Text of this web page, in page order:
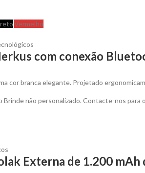
Vermelho
com conexão
cor branca elegante. Projetado
Brinde não personalizado. Contacte-nos
Externa de 1.200 mAh